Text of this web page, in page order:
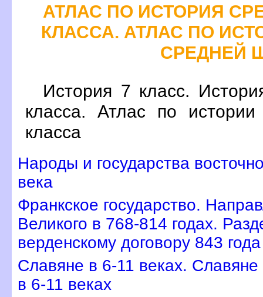
АТЛАС ПО ИСТОРИЯ
КЛАССА. АТЛАС ПО
СРЕДНЕЙ
История 7 класс.
класса. Атлас по
класса
Народы и государства
века
Франкское государство.
Великого в 768-814 годах.
верденскому договору 843 года
Славяне в 6-11 веках.
в 6-11 веках